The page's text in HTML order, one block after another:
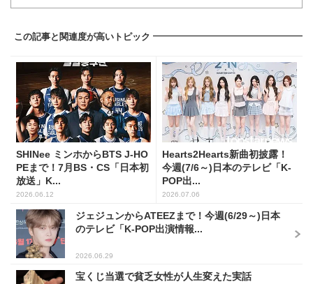
この記事と関連度が高いトピック
SHINee ミンホからBTS J-HO
PEまで！7月BS・CS「日本初
放送」K...
2026.06.12
Hearts2Hearts新曲初披露！
今週(7/6～)日本のテレビ「K-
POP出...
2026.07.06
ジェジュンからATEEZまで！今週(6/29～)日本
のテレビ「K-POP出演情報...
2026.06.29
宝くじ当選で貧乏女性が人生変えた実話